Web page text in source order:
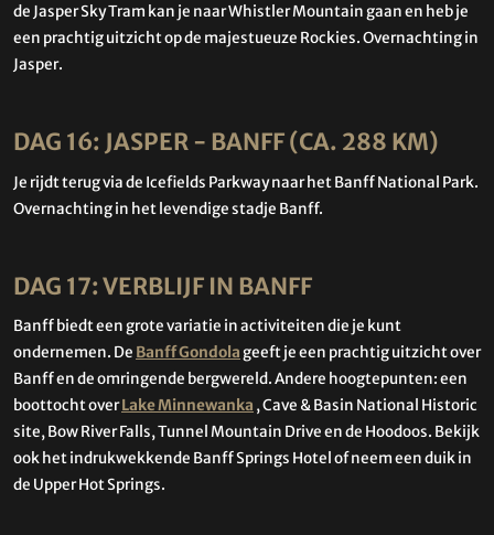
de Jasper Sky Tram kan je naar Whistler Mountain gaan en heb je
een prachtig uitzicht op de majestueuze Rockies. Overnachting in
Jasper.
DAG 16: JASPER - BANFF (CA. 288 KM)
Je rijdt terug via de Icefields Parkway naar het Banff National Park.
Overnachting in het levendige stadje Banff.
DAG 17: VERBLIJF IN BANFF
Banff biedt een grote variatie in activiteiten die je kunt
ondernemen. De Banff Gondolageeft je een prachtig uitzicht over
Banff en de omringende bergwereld. Andere hoogtepunten: een
boottocht overLake Minnewanka , Cave & Basin National Historic
site, Bow River Falls, Tunnel Mountain Drive en de Hoodoos. Bekijk
ook het indrukwekkende Banff Springs Hotel of neem een duik in
de Upper Hot Springs.